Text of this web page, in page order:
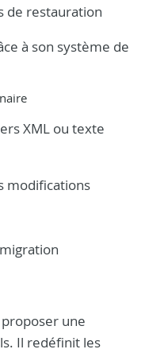
de restauration
à son système de
XML ou texte
modifications
une
Il redéfinit les